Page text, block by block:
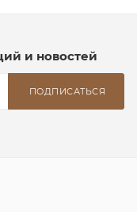
и новостей
ПОДПИСАТЬСЯ